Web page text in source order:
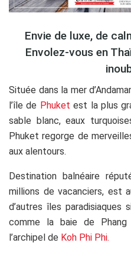
Envie de luxe, de
Envolez-vous en
Située dans la mer
l’île de Phuket est la plus
sable blanc, eaux
Phuket regorge de
aux alentours.
Destination balnéaire
millions de vacanciers, est
d’autres îles paradisiaques
comme la baie de
l’archipel de Koh Phi Phi.